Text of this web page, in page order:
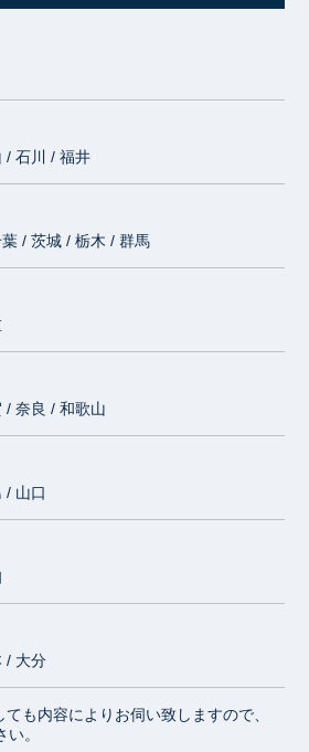
/ 石川 / 福井
/ 茨城 / 栃木 / 群馬
/ 奈良 / 和歌山
/ 山口
/ 大分
も内容によりお伺い致しますので、
。